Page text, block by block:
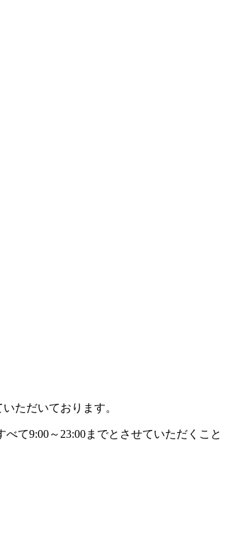
ただいております。
て9:00～23:00までとさせていただくこと